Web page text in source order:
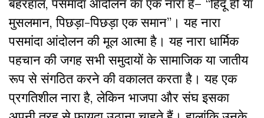
बहरहाल, पसमांदा आंदोलन का एक नारा है– “हिंदू हो या
मुसलमान, पिछड़ा-पिछड़ा एक समान”। यह नारा
पसमांदा आंदोलन की मूल आत्मा है। यह नारा धार्मिक
पहचान की जगह सभी समुदायों के सामाजिक या जातीय
रूप से संगठित करने की वकालत करता है। यह एक
प्रगतिशील नारा है, लेकिन भाजपा और संघ इसका